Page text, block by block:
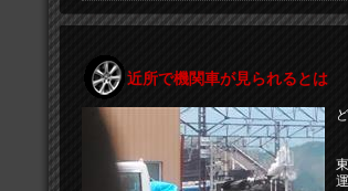
近所で機関車が見られるとは